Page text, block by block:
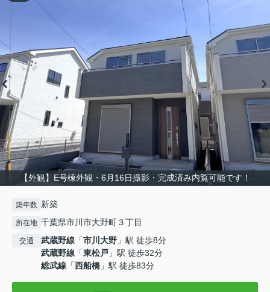
【外観】E号棟外観・6月16日撮影・完成済み内覧可能です！
築年数 新築
所在地 千葉県市川市大野町３丁目
交通 武蔵野線 「市川大野 」駅 徒歩8分
武蔵野線 「東松戸 」駅 徒歩32分
総武線 「西船橋 」駅 徒歩83分